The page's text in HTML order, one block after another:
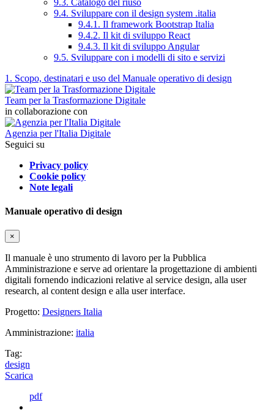
9.4. Sviluppare con il design system .italia
9.4.1. Il framework Bootstrap Italia
9.4.2. Il kit di sviluppo React
9.4.3. Il kit di sviluppo Angular
9.5. Sviluppare con i modelli di sito e servizi
1. Scopo, destinatari e uso del Manuale operativo di design
Team per la Trasformazione Digitale
in collaborazione con
Agenzia per l'Italia Digitale
Seguici su
Privacy policy
Cookie policy
Note legali
Manuale operativo di design
×
Il manuale è uno strumento di lavoro per la Pubblica
Amministrazione e serve ad orientare la progettazione di ambienti
digitali fornendo indicazioni relative al service design, alla user
research, al content design e alla user interface.
Progetto: Designers Italia
Amministrazione: italia
Tag:
design
Scarica
pdf